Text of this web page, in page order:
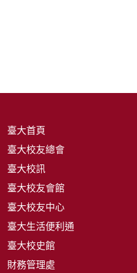
臺大首頁
臺大校友總會
臺大校訊
臺大校友會館
臺大校友中心
臺大生活便利通
臺大校史館
財務管理處